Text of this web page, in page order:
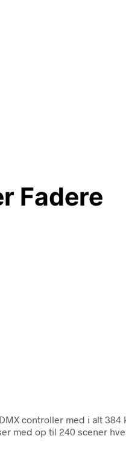
Fadere
controller med i alt 384
med op til 240 scener